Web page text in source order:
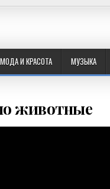
МОДА И КРАСОТА МУЗЫКА
животные